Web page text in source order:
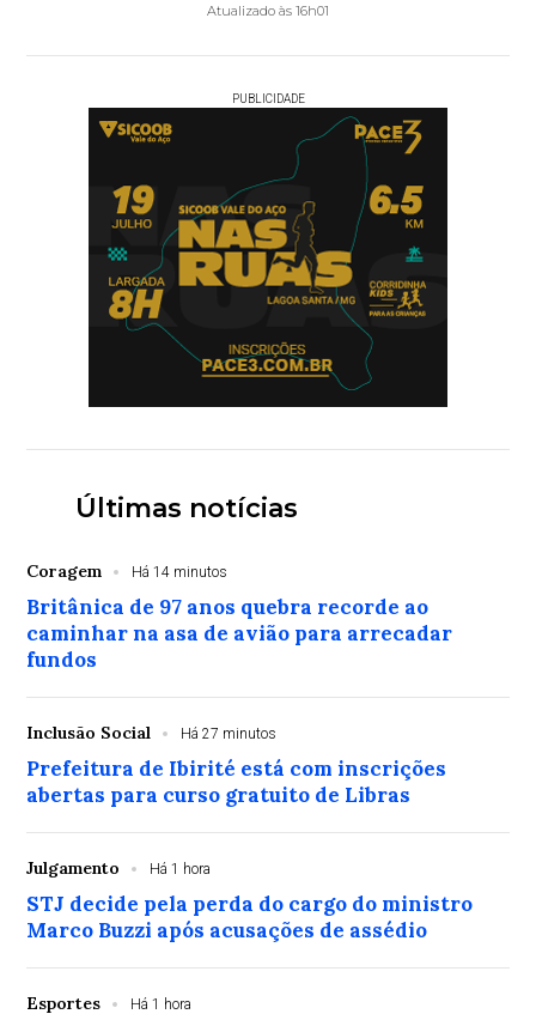
Atualizado às 16h01
PUBLICIDADE
Últimas notícias
Coragem Há 14 minutos
Britânica de 97 anos quebra recorde ao
caminhar na asa de avião para arrecadar
fundos
Inclusão Social Há 27 minutos
Prefeitura de Ibirité está com inscrições
abertas para curso gratuito de Libras
Julgamento Há 1 hora
STJ decide pela perda do cargo do ministro
Marco Buzzi após acusações de assédio
Esportes Há 1 hora